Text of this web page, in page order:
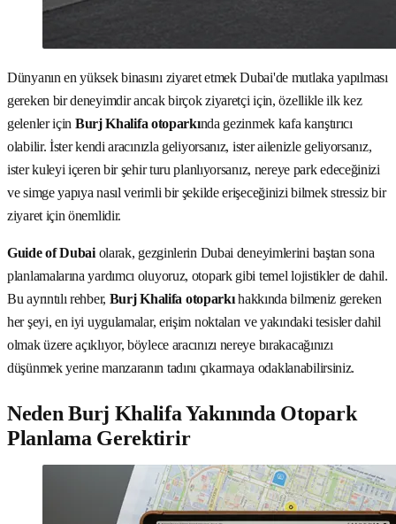
Dünyanın en yüksek binasını ziyaret etmek Dubai'de mutlaka yapılması
gereken bir deneyimdir ancak birçok ziyaretçi için, özellikle ilk kez
gelenler için Burj Khalifa otoparkında gezinmek kafa karıştırıcı
olabilir. İster kendi aracınızla geliyorsanız, ister ailenizle geliyorsanız,
ister kuleyi içeren bir şehir turu planlıyorsanız, nereye park edeceğinizi
ve simge yapıya nasıl verimli bir şekilde erişeceğinizi bilmek stressiz bir
ziyaret için önemlidir.
Guide of Dubaiolarak, gezginlerin Dubai deneyimlerini baştan sona
planlamalarına yardımcı oluyoruz, otopark gibi temel lojistikler de dahil.
Bu ayrıntılı rehber, Burj Khalifa otoparkıhakkında bilmeniz gereken
her şeyi, en iyi uygulamalar, erişim noktaları ve yakındaki tesisler dahil
olmak üzere açıklıyor, böylece aracınızı nereye bırakacağınızı
düşünmek yerine manzaranın tadını çıkarmaya odaklanabilirsiniz.
Neden Burj Khalifa Yakınında Otopark
Planlama Gerektirir